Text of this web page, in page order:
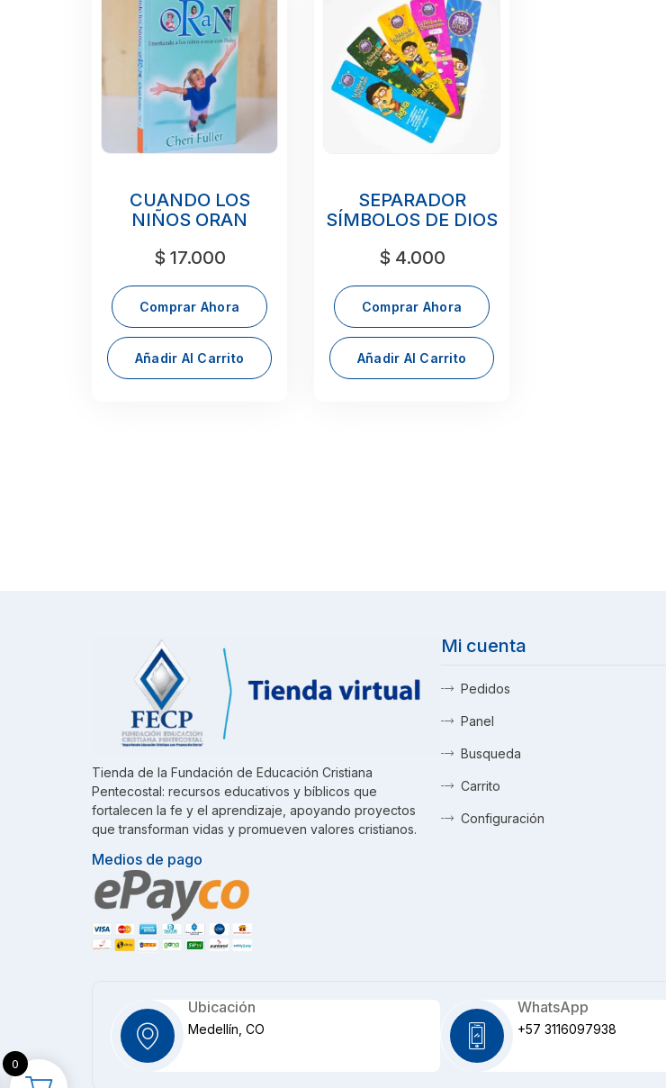
CUANDO LOS
NIÑOS ORAN
$ 17.000
Comprar Ahora
Añadir Al Carrito
SEPARADOR
SÍMBOLOS DE DIOS
$ 4.000
Comprar Ahora
Añadir Al Carrito
Tienda de la Fundación de Educación Cristiana
Pentecostal: recursos educativos y bíblicos que
fortalecen la fe y el aprendizaje, apoyando proyectos
que transforman vidas y promueven valores cristianos.
Medios de pago
Mi cuenta
Pedidos
Panel
Busqueda
Carrito
Configuración
Ubicación
Medellín, CO
WhatsApp
+57 3116097938
0